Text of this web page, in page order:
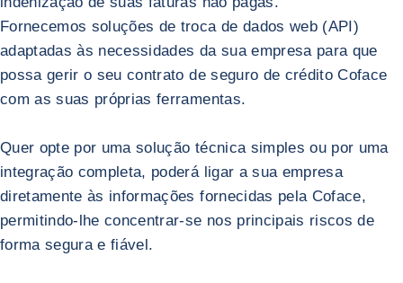
Voltar para Ferramenta de gerenciamento de risco
Coface API portal
Fornecemos soluções de troca de dados web (API)
adaptadas às necessidades da sua empresa para que
possa gerir o seu contrato de seguro de crédito Coface
com as suas próprias ferramentas.
Quer opte por uma solução técnica simples ou por uma
integração completa, poderá ligar a sua empresa
diretamente às informações fornecidas pela Coface,
permitindo-lhe concentrar-se nos principais riscos de
forma segura e fiável.